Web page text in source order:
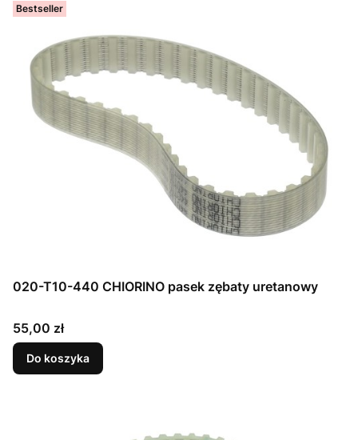
Bestseller
020-T10-440 CHIORINO pasek zębaty uretanowy
Cena
55,00 zł
Do koszyka